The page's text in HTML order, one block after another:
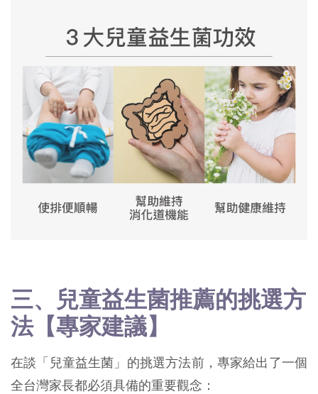
三、兒童益生菌推薦的挑選方
法【專家建議】
在談「兒童益生菌」的挑選方法前，專家給出了一個
全台灣家長都必須具備的重要觀念：